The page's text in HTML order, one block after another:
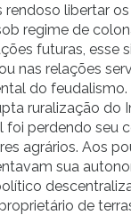
rendoso libertar
regime de
futuras, esse
nas relações
do feudalismo.
ruralização do
foi perdendo seu
agrários. Aos
sua
de